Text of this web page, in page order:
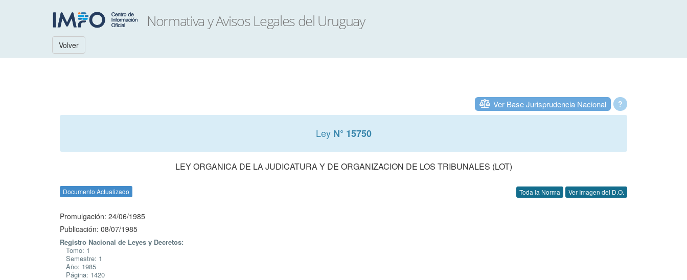
Volver
?
Ver Base Jurisprudencia Nacional
Ley N° 15750
LEY ORGANICA DE LA JUDICATURA Y DE ORGANIZACION DE LOS TRIBUNALES (LOT)
Documento Actualizado Toda la Norma Ver Imagen del D.O.
Promulgación: 24/06/1985
Publicación: 08/07/1985
Registro Nacional de Leyes y Decretos:
Tomo: 1
Semestre: 1
Año: 1985
Página: 1420